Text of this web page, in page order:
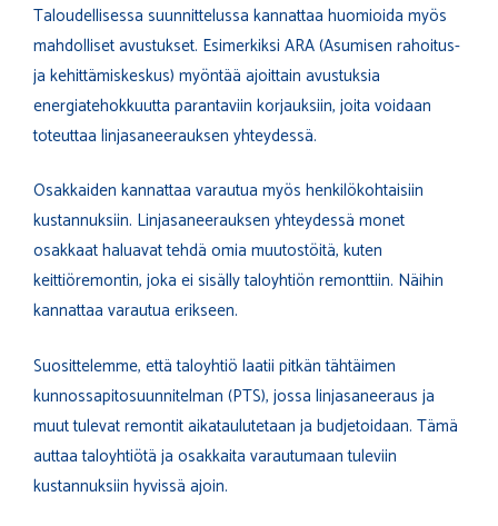
Taloudellisessa suunnittelussa kannattaa huomioida myös
mahdolliset avustukset. Esimerkiksi ARA (Asumisen rahoitus-
ja kehittämiskeskus) myöntää ajoittain avustuksia
energiatehokkuutta parantaviin korjauksiin, joita voidaan
toteuttaa linjasaneerauksen yhteydessä.
Osakkaiden kannattaa varautua myös henkilökohtaisiin
kustannuksiin. Linjasaneerauksen yhteydessä monet
osakkaat haluavat tehdä omia muutostöitä, kuten
keittiöremontin, joka ei sisälly taloyhtiön remonttiin. Näihin
kannattaa varautua erikseen.
Suosittelemme, että taloyhtiö laatii pitkän tähtäimen
kunnossapitosuunnitelman (PTS), jossa linjasaneeraus ja
muut tulevat remontit aikataulutetaan ja budjetoidaan. Tämä
auttaa taloyhtiötä ja osakkaita varautumaan tuleviin
kustannuksiin hyvissä ajoin.